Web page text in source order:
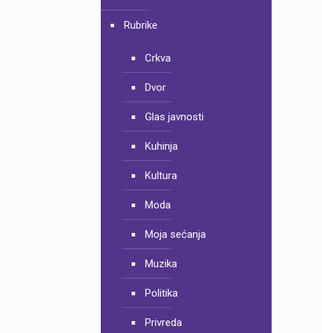
Rubrike
Crkva
Dvor
Glas javnosti
Kuhinja
Kultura
Moda
Moja sećanja
Muzika
Politika
Privreda